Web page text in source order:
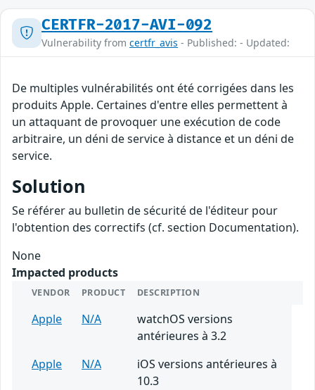
CERTFR-2017-AVI-092
Vulnerability from certfr_avis - Published: - Updated:
De multiples vulnérabilités ont été corrigées dans les
produits Apple. Certaines d'entre elles permettent à
un attaquant de provoquer une exécution de code
arbitraire, un déni de service à distance et un déni de
service.
Solution
Se référer au bulletin de sécurité de l'éditeur pour
l'obtention des correctifs (cf. section Documentation).
None
Impacted products
VENDOR PRODUCT DESCRIPTION
Apple N/A
watchOS versions
antérieures à 3.2
Apple
N/A
iOS versions antérieures à
10.3